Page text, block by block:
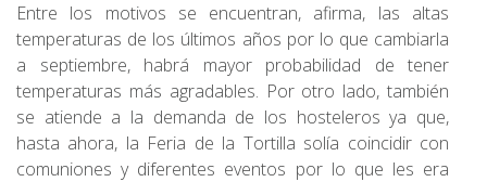
Entre los motivos se encuentran, afirma, las altas
temperaturas de los últimos años por lo que cambiarla
a septiembre, habrá mayor probabilidad de tener
temperaturas más agradables. Por otro lado, también
se atiende a la demanda de los hosteleros ya que,
hasta ahora, la Feria de la Tortilla solía coincidir con
comuniones y diferentes eventos por lo que les era